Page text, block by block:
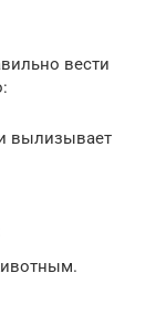
вести
вылизывает